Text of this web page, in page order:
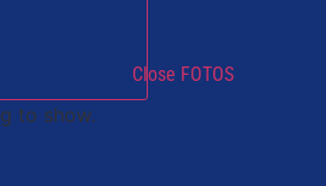
Close FOTOS
to show.